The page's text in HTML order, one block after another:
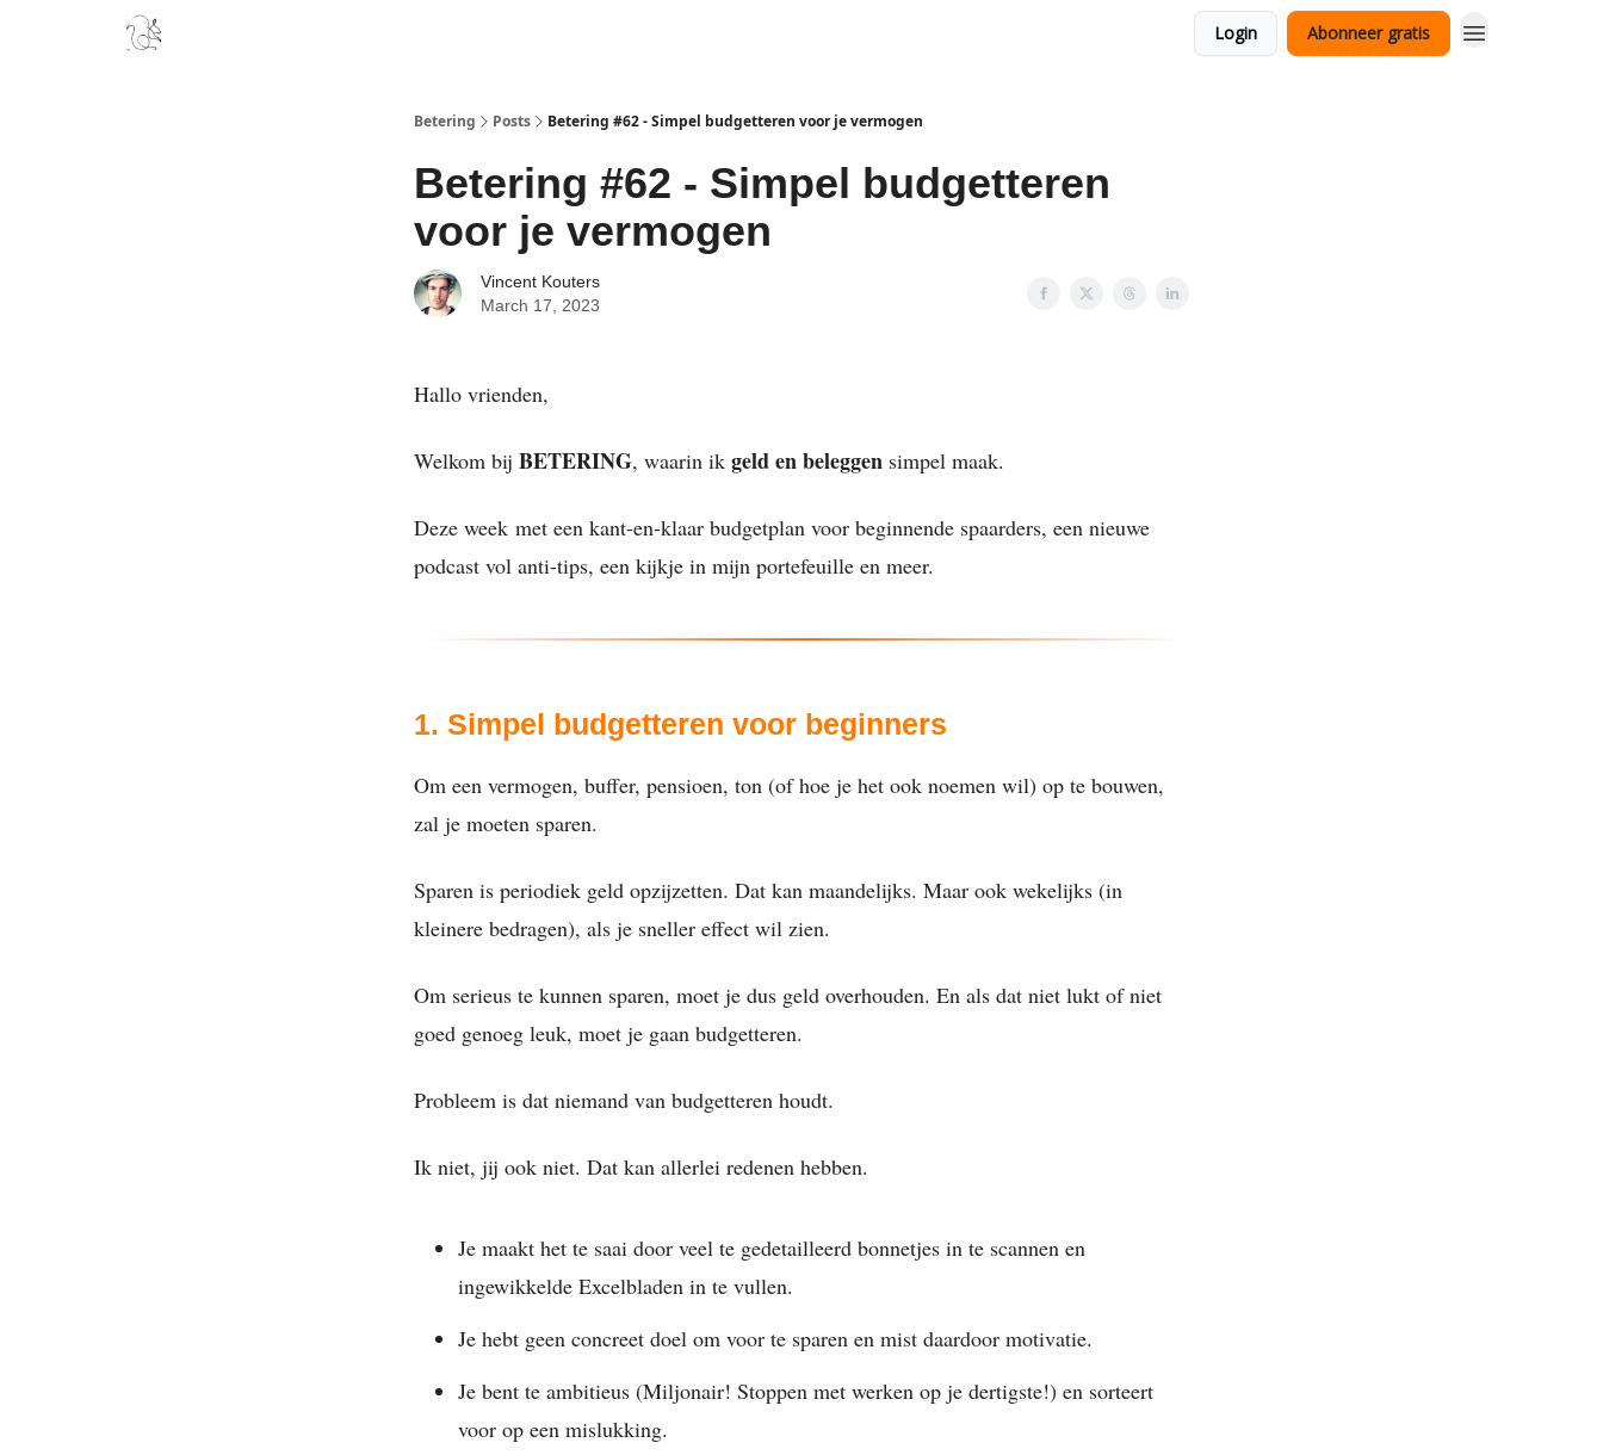
Login Abonneer gratis
Betering Posts Betering #62 - Simpel budgetteren voor je vermogen
Betering #62 - Simpel budgetteren
voor je vermogen
Vincent Kouters
March 17, 2023
Hallo vrienden,
Welkom bij BETERING, waarin ik geld en beleggen simpel maak.
Deze week met een kant-en-klaar budgetplan voor beginnende spaarders, een nieuwe
podcast vol anti-tips, een kijkje in mijn portefeuille en meer.
1. Simpel budgetteren voor beginners
Om een vermogen, buffer, pensioen, ton (of hoe je het ook noemen wil) op te bouwen,
zal je moeten sparen.
Sparen is periodiek geld opzijzetten. Dat kan maandelijks. Maar ook wekelijks (in
kleinere bedragen), als je sneller effect wil zien.
Om serieus te kunnen sparen, moet je dus geld overhouden. En als dat niet lukt of niet
goed genoeg leuk, moet je gaan budgetteren.
Probleem is dat niemand van budgetteren houdt.
Ik niet, jij ook niet. Dat kan allerlei redenen hebben.
Je maakt het te saai door veel te gedetailleerd bonnetjes in te scannen en
ingewikkelde Excelbladen in te vullen.
Je hebt geen concreet doel om voor te sparen en mist daardoor motivatie.
Je bent te ambitieus (Miljonair! Stoppen met werken op je dertigste!) en sorteert
voor op een mislukking.